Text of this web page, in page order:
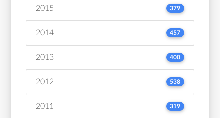
2015 379
2014 457
2013 400
2012 538
2011 319